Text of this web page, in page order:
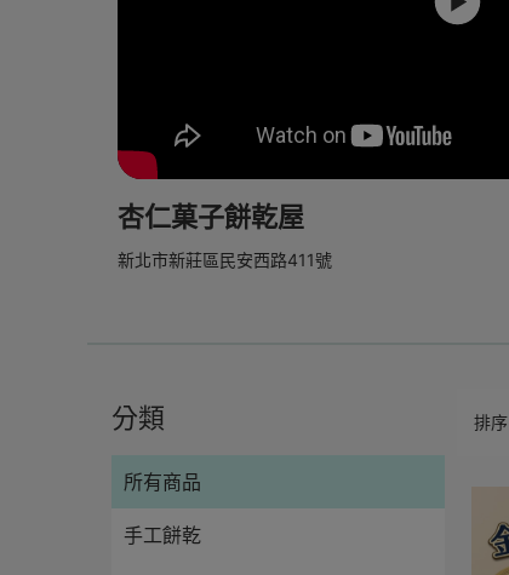
杏仁菓子餅乾屋
新北市新莊區民安西路411號
分類
所有商品
手工餅乾
排序